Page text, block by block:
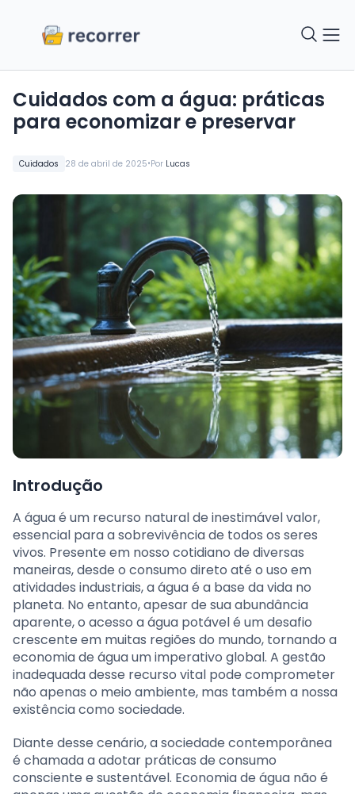
Cuidados 28 de abril de 2025•Por Lucas
Cuidados com a água: práticas
para economizar e preservar
Introdução
A água é um recurso natural de inestimável valor,
essencial para a sobrevivência de todos os seres
vivos. Presente em nosso cotidiano de diversas
maneiras, desde o consumo direto até o uso em
atividades industriais, a água é a base da vida no
planeta. No entanto, apesar de sua abundância
aparente, o acesso a água potável é um desafio
crescente em muitas regiões do mundo, tornando a
economia de água um imperativo global. A gestão
inadequada desse recurso vital pode comprometer
não apenas o meio ambiente, mas também a nossa
existência como sociedade.
Diante desse cenário, a sociedade contemporânea
é chamada a adotar práticas de consumo
consciente e sustentável. Economia de água não é